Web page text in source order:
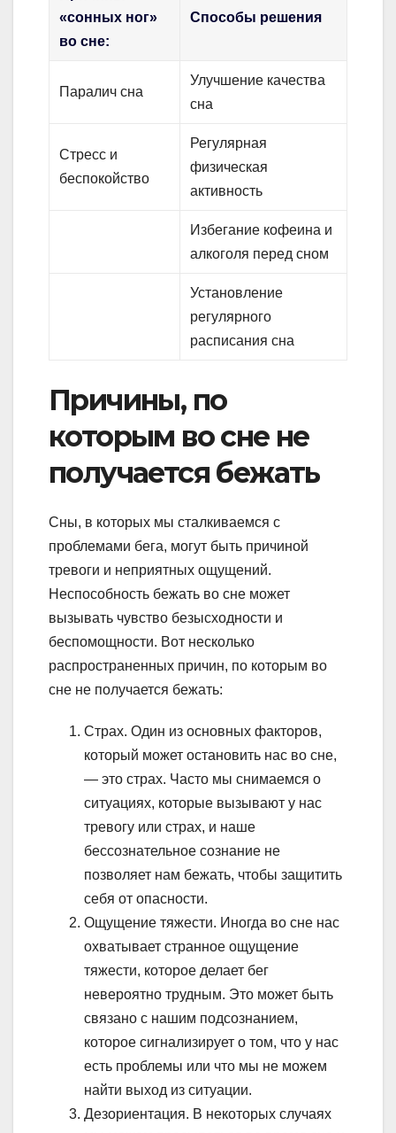
«сонных ног»
во сне:
Способы решения
Паралич сна
Улучшение качества
сна
Стресс и
беспокойство
Регулярная
физическая
активность
Избегание кофеина и
алкоголя перед сном
Установление
регулярного
расписания сна
Причины, по
которым во сне не
получается бежать
Сны, в которых мы сталкиваемся с
проблемами бега, могут быть причиной
тревоги и неприятных ощущений.
Неспособность бежать во сне может
вызывать чувство безысходности и
беспомощности. Вот несколько
распространенных причин, по которым во
сне не получается бежать:
Страх. Один из основных факторов,
который может остановить нас во сне,
— это страх. Часто мы снимаемся о
ситуациях, которые вызывают у нас
тревогу или страх, и наше
бессознательное сознание не
позволяет нам бежать, чтобы защитить
себя от опасности.
Ощущение тяжести. Иногда во сне нас
охватывает странное ощущение
тяжести, которое делает бег
невероятно трудным. Это может быть
связано с нашим подсознанием,
которое сигнализирует о том, что у нас
есть проблемы или что мы не можем
найти выход из ситуации.
Дезориентация. В некоторых случаях